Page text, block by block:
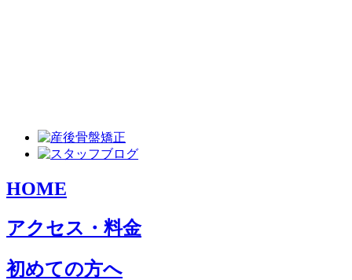
HOME
アクセス・料金
初めての方へ